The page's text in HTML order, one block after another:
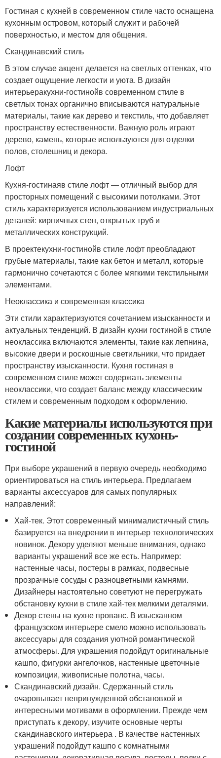
Гостиная с кухней в современном стиле часто оснащена
кухонным островом, который служит и рабочей
поверхностью, и местом для общения.
Скандинавский стиль
В этом случае акцент делается на светлых оттенках, что
создает ощущение легкости и уюта. В дизайн
интерьеракухни-гостинойв современном стиле в
светлых тонах органично вписываются натуральные
материалы, такие как дерево и текстиль, что добавляет
пространству естественности. Важную роль играют
дерево, камень, которые используются для отделки
полов, столешниц и декора.
Лофт
Кухня-гостинаяв стиле лофт — отличный выбор для
просторных помещений с высокими потолками. Этот
стиль характеризуется использованием индустриальных
деталей: кирпичных стен, открытых труб и
металлических конструкций.
В проектекухни-гостинойв стиле лофт преобладают
грубые материалы, такие как бетон и металл, которые
гармонично сочетаются с более мягкими текстильными
элементами.
Неоклассика и современная классика
Эти стили характеризуются сочетанием изысканности и
актуальных тенденций. В дизайн кухни гостиной в стиле
неоклассика включаются элементы, такие как лепнина,
высокие двери и роскошные светильники, что придает
пространству изысканности. Кухня гостиная в
современном стиле может содержать элементы
неоклассики, что создает баланс между классическим
стилем и современным подходом к оформлению.
Какие материалы используются при
создании современных кухонь-
гостиной
При выборе украшений в первую очередь необходимо
ориентироваться на стиль интерьера. Предлагаем
варианты аксессуаров для самых популярных
направлений:
Хай-тек. Этот современный минималистичный стиль
базируется на внедрении в интерьер технологических
новинок. Декору уделяют меньше внимания, однако
варианты украшений все же есть. Например:
настенные часы, постеры в рамках, подвесные
прозрачные сосуды с разноцветными камнями.
Дизайнеры настоятельно советуют не перегружать
обстановку кухни в стиле хай-тек мелкими деталями.
Декор стены на кухне прованс. В изысканном
французском интерьере смело можно использовать
аксессуары для создания уютной романтической
атмосферы. Для украшения подойдут оригинальные
кашпо, фигурки ангелочков, настенные цветочные
композиции, живописные полотна, часы.
Скандинавский дизайн. Сдержанный стиль
очаровывает непринужденной обстановкой и
интересными мотивами в оформлении. Прежде чем
приступать к декору, изучите основные черты
скандинавского интерьера . В качестве настенных
украшений подойдут кашпо с комнатными